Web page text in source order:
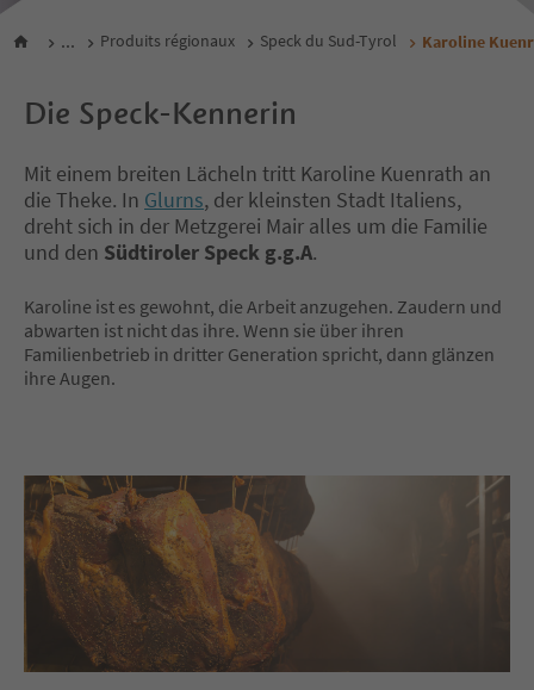
... Produits régionaux Speck du Sud-Tyrol Karoline
Die Speck-Kennerin
Mit einem breiten Lächeln tritt Karoline Kuenrath an
die Theke. In Glurns, der kleinsten Stadt Italiens,
dreht sich in der Metzgerei Mair alles um die Familie
und den Südtiroler Speck g.g.A.
Karoline ist es gewohnt, die Arbeit anzugehen. Zaudern und
abwarten ist nicht das ihre. Wenn sie über ihren
Familienbetrieb in dritter Generation spricht, dann glänzen
ihre Augen.